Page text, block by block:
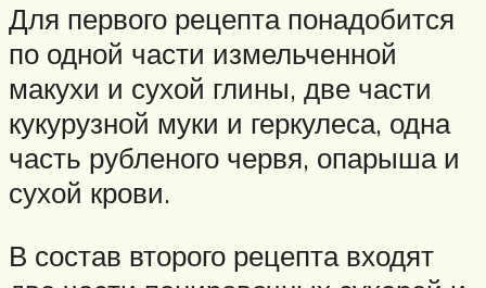
Для первого рецепта понадобится
по одной части измельченной
макухи и сухой глины, две части
кукурузной муки и геркулеса, одна
часть рубленого червя, опарыша и
сухой крови.
В состав второго рецепта входят